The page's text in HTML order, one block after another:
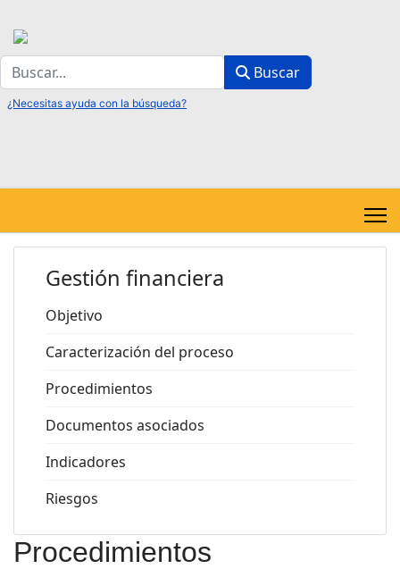
Buscar Buscar
Gestión financiera
Objetivo
Caracterización del proceso
Procedimientos
Documentos asociados
Indicadores
Riesgos
Procedimientos